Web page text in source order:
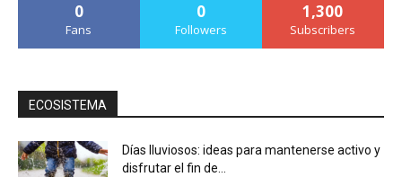
0
Fans
0
Followers
1,300
Subscribers
ECOSISTEMA
Días lluviosos: ideas para mantenerse activo y
disfrutar el fin de...